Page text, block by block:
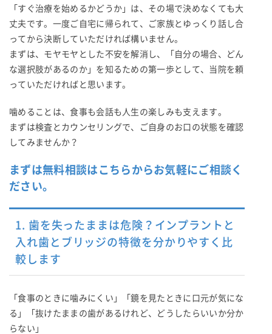
「すぐ治療を始めるかどうか」は、その場で決めなくても大
丈夫です。一度ご自宅に帰られて、ご家族とゆっくり話し合
ってから決断していただければ構いません。
まずは、モヤモヤとした不安を解消し、「自分の場合、どん
な選択肢があるのか」を知るための第一歩として、当院を頼
っていただければと思います。
噛めることは、食事も会話も人生の楽しみも支えます。
まずは検査とカウンセリングで、ご自身のお口の状態を確認
してみませんか？
まずは無料相談はこちらからお気軽にご相談く
ださい。
1. 歯を失ったままは危険？インプラントと
入れ歯とブリッジの特徴を分かりやすく比
較します
「食事のときに噛みにくい」「鏡を見たときに口元が気にな
る」「抜けたままの歯があるけれど、どうしたらいいか分か
らない」